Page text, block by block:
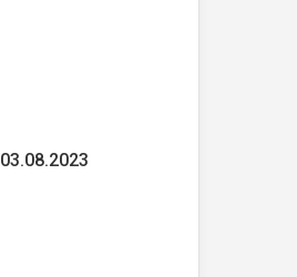
03.08.2023